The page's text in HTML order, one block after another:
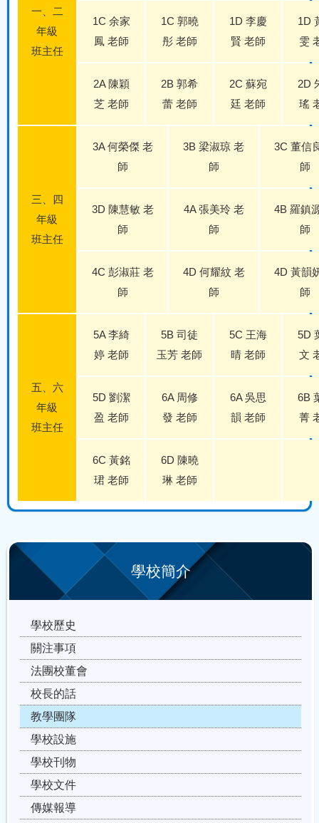
一、二
年級
班主任
1C 余家
鳳 老師
1C 郭曉
彤 老師
1D 李慶
賢 老師
1D
雯
2A 陳穎
芝 老師
2B 郭希
蕾 老師
2C 蘇宛
廷 老師
2D
瑤
三、四
年級
班主任
3A 何榮傑 老
師
3B 梁淑琼 老
師
3C 董信
師
3D 陳慧敏 老
師
4A 張美玲 老
師
4B 羅鎮
師
4C 彭淑莊 老
師
4D 何耀紋 老
師
4D 黃韻
師
五、六
年級
班主任
5A 李綺
婷 老師
5B 司徒
玉芳 老師
5C 王海
晴 老師
5D
文
5D 劉潔
盈 老師
6A 周修
發 老師
6A 吳思
韻 老師
6B
菁
6C 黃銘
珺 老師
6D 陳曉
琳 老師
學校簡介
學校歷史
關注事項
法團校董會
校長的話
教學團隊
學校設施
學校刊物
學校文件
傳媒報導